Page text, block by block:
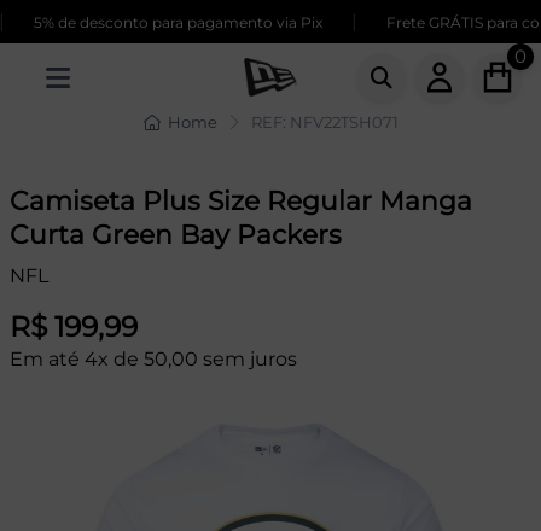
5% de desconto para pagamento via Pix Frete GRÁTIS para
0
Home REF: NFV22TSH071
Camiseta Plus Size Regular Manga
Curta Green Bay Packers
NFL
R$ 199,99
Em até 4x de 50,00 sem juros